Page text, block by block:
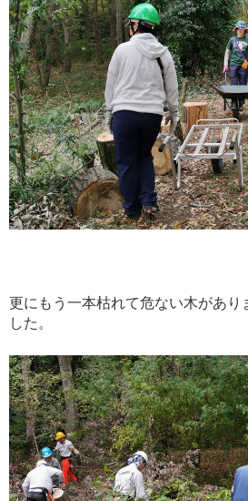
更にもう一本枯れて危ない木があり
した。